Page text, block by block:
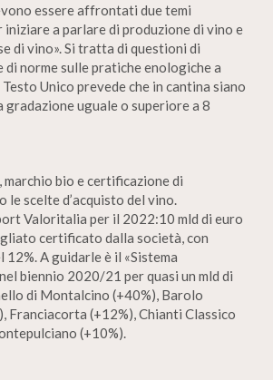
essere affrontati due temi
a parlare di produzione di vino e
di vino». Si tratta di questioni di
norme sulle pratiche enologiche a
Unico prevede che in cantina siano
gradazione uguale o superiore a 8
bio e certificazione di
scelte d’acquisto del vino.
Valoritalia per il 2022:10 mld di euro
certificato dalla società, con
A guidarle è il «Sistema
biennio 2020/21 per quasi un mld di
di Montalcino (+40%), Barolo
Franciacorta (+12%), Chianti Classico
(+10%).